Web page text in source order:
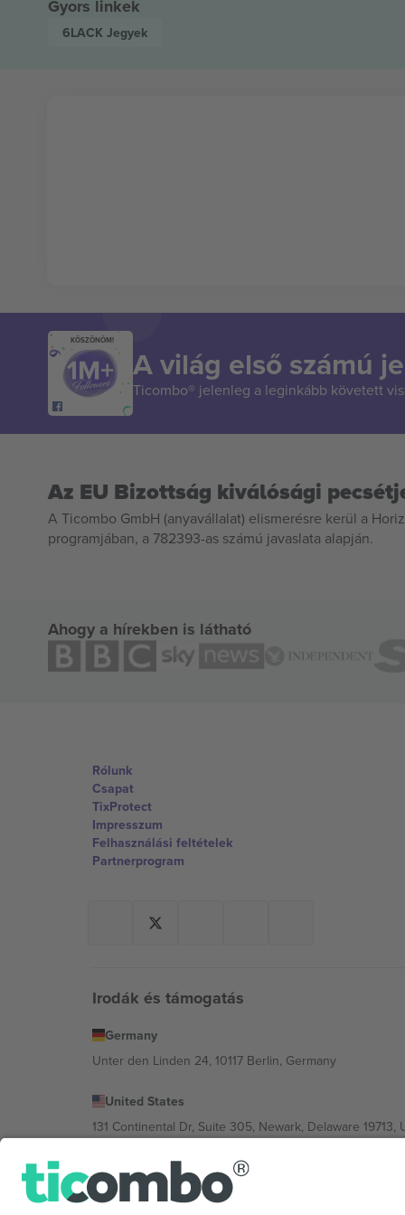
Gyors linkek
6LACK Jegyek
KÖSZÖNÖM!
A világ első számú
Ticombo® jelenleg a leginkább követett
Az EU Bizottság kiválósági
A Ticombo GmbH (anyavállalat) elismerésre kerül a
programjában, a 782393-as számú javaslata alapján.
Ahogy a hírekben is látható
Rólunk
Csapat
TixProtect
Impresszum
Felhasználási feltételek
Partnerprogram
Irodák és támogatás
Germany
Unter den Linden 24, 10117 Berlin, Germany
United States
131 Continental Dr, Suite 305, Newark, Delaware 19713,
Bulgaria
Regus Sofia City West, bul Totleben 53-55, 1606 Sofia,